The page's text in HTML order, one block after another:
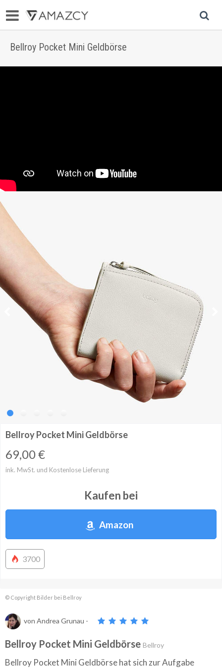
Bellroy Pocket Mini Geldbörse
Bellroy Pocket Mini Geldbörse
69,00€
ink. MwSt. und Kostenlose Lieferung
Kaufen bei
Amazon
3700
© Copyright Bilder bei Bellroy
von Andrea Grunau -
Bellroy Pocket Mini Geldbörse Bellroy
Bellroy Pocket Mini Geldbörse hat sich zur Aufgabe